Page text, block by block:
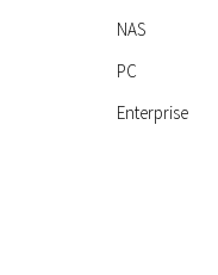
NAS
PC
Enterprise